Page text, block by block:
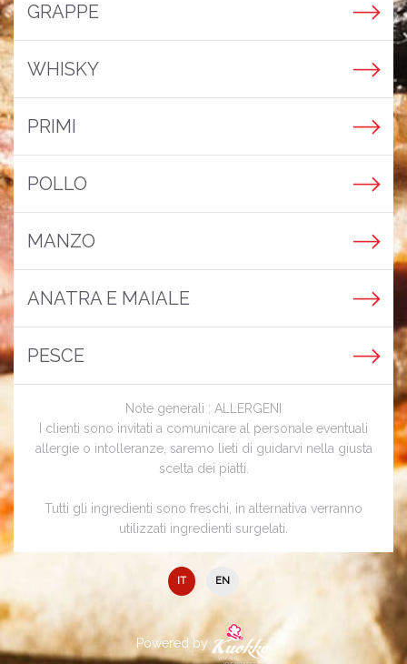
GRAPPE
WHISKY
PRIMI
POLLO
MANZO
ANATRA E MAIALE
PESCE
Note generali : ALLERGENI
I clienti sono invitati a comunicare al personale eventuali
allergie o intolleranze, saremo lieti di guidarvi nella giusta
scelta dei piatti.
Tutti gli ingredienti sono freschi, in alternativa verranno
utilizzati ingredienti surgelati.
IT EN
Powered by